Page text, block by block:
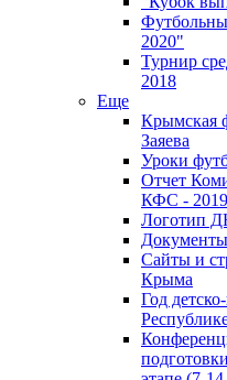
2020"
Турнир
2018
Еще
Крымская
Заяева
Уроки
Отчет
КФС - 2019
Логотип
Сайты и
Крыма
Год